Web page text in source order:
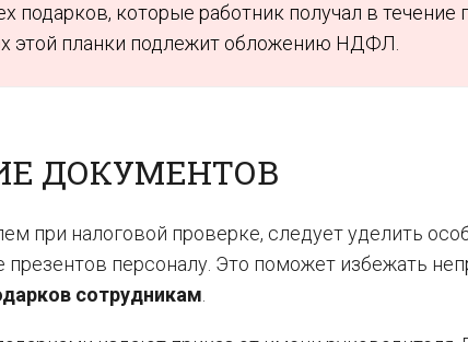
подарков, которые работник получал в течение
этой планки подлежит обложению НДФЛ.
ДОКУМЕНТОВ
при налоговой проверке, следует уделить
персоналу. Это поможет избежать
сотрудникам